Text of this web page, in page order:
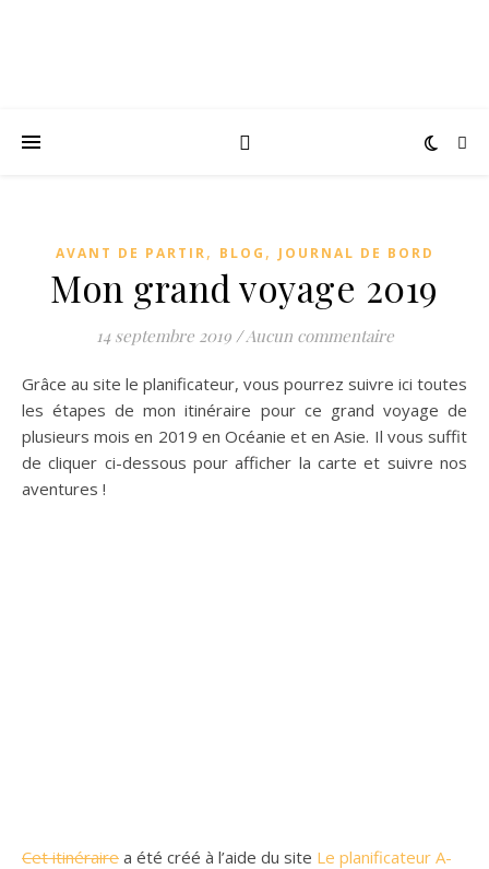
AVANT DE PARTIR, BLOG , JOURNAL DE BORD
Mon grand voyage 2019
14 septembre 2019 /Aucun commentaire
Grâce au site le planificateur, vous pourrez suivre ici toutes
les étapes de mon itinéraire pour ce grand voyage de
plusieurs mois en 2019 en Océanie et en Asie. Il vous suffit
de cliquer ci-dessous pour afficher la carte et suivre nos
aventures !
Cet itinéraire a été créé à l’aide du site Le planificateur A-